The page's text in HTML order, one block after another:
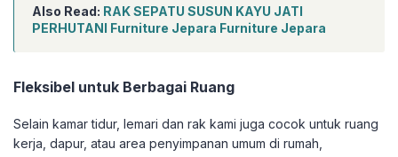
Also Read: RAK SEPATU SUSUN KAYU JATI
PERHUTANI Furniture Jepara Furniture Jepara
Fleksibel untuk Berbagai Ruang
Selain kamar tidur, lemari dan rak kami juga cocok untuk ruang
kerja, dapur, atau area penyimpanan umum di rumah,